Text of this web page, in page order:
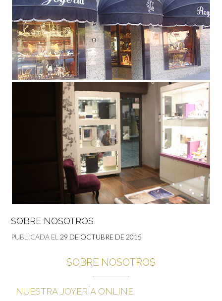
SOBRE NOSOTROS
PUBLICADA EL 29 DE OCTUBRE DE 2015
SOBRE NOSOTROS
NUESTRA JOYERÍA ONLINE